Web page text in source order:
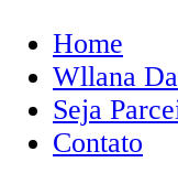
Home
Wllana
Seja
Contato